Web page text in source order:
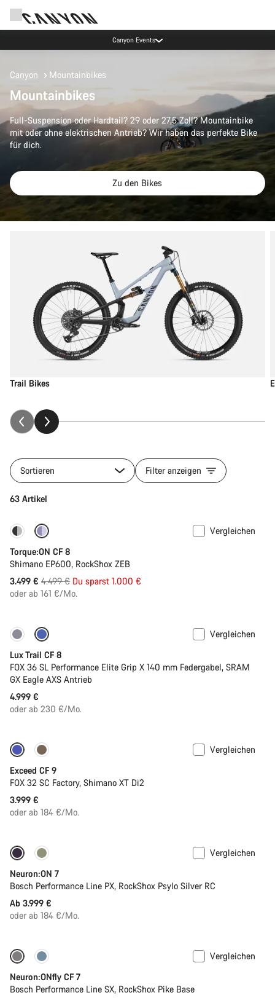
Canyon Events
Canyon Mountainbikes
Mountainbikes
Full-Suspension oder Hardtail? 29 oder 27,5 Zoll? Mountainbike
mit oder ohne elektrischen Antrieb? Wir haben das perfekte Bike
für dich.
Zu den Bikes
Trail Bikes
Sortieren Filter anzeigen
63 Artikel
-22%
Vergleichen
Torque:ON CF 8
Shimano EP600, RockShox ZEB
3.499 € Ursprungspreis
4.499 € Du sparst 1.000 €
oder ab 161 €/Mo.
Neu
Vergleichen
Lux Trail CF 8
FOX 36 SL Performance Elite Grip X 140 mm Federgabel, SRAM
GX Eagle AXS Antrieb
4.999 €
oder ab 230 €/Mo.
Dropper Post
Vergleichen
Exceed CF 9
FOX 32 SC Factory, Shimano XT Di2
3.999 €
oder ab 184 €/Mo.
Neu
Vergleichen
Neuron:ON 7
Bosch Performance Line PX, RockShox Psylo Silver RC
Ab 3.999 €
oder ab 184 €/Mo.
Nur verfügbar in L | XL
Vergleichen
Neuron:ONfly CF 7
Bosch Performance Line SX, RockShox Pike Base